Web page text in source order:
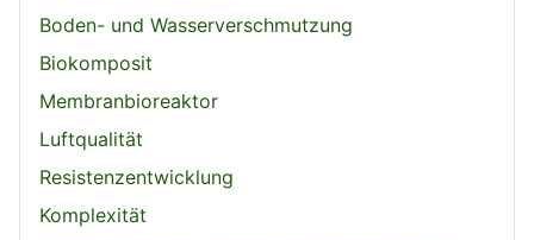
Boden- und Wasserverschmutzung
Biokomposit
Membranbioreaktor
Luftqualität
Resistenzentwicklung
Komplexität